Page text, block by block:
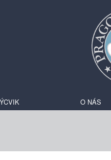
O NÁS